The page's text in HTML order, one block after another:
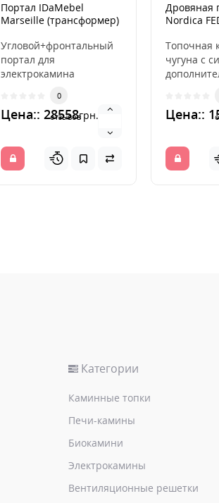
Портал IDaMebel
Marseille (трансформер)
Угловой+фронтальный
портал для
электрокамина
Очарование Марселя -
южного город..
0
отзывов
Цена:: 28558грн.
Дровяная
Nordica
Топочная
чугуна с
кам..
Цена::
Категории
Каминные топки
Печи-камины
Биокамини
Электрокамины
Вентиляционные решетки